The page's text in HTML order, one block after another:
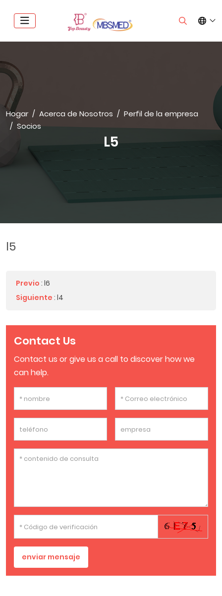
Hogar Acerca de Nosotros
Perfil de la empresa
Socios
L5
l5
Previo : l6
Siguiente : l4
Contact Us
Contact us or give us a call to discover how we
can help.
enviar mensaje